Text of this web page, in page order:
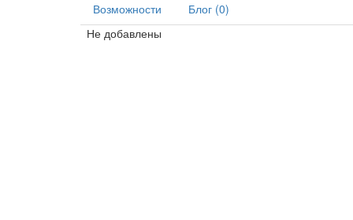
Возможности
Блог (0)
Не добавлены